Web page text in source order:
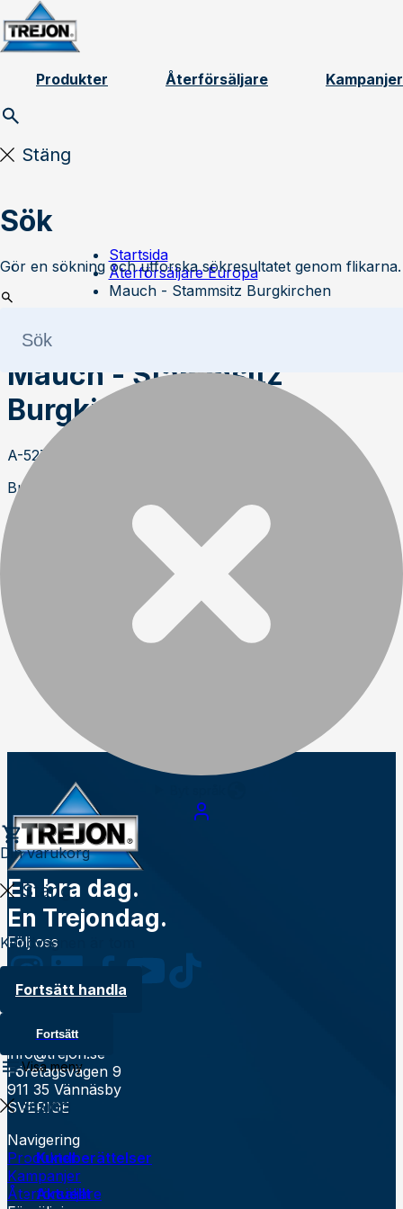
Skip to content
Produkter Återförsäljare Kampanjer
Stäng
Sök
Gör en sökning och utforska sökresultatet genom flikarna.
Din varukorg
Stäng
Kundvagnen är tom
Fortsätt handla
Fortsätt
Visa meny
Stäng
Kundberättelser
Aktuellt
Startsida
Återförsäljare Europa
Mauch - Stammsitz Burgkirchen
Mauch - Stammsitz
Burgkirchen
A-5274 Burgkirchen, Mattighofner Straße 7
Burgkirchen
+43 7724 2107
En bra dag.
En Trejondag.
Följ oss
Kontakt
0935 39900
info@trejon.se
Företagsvägen 9
911 35 Vännäsby
SVERIGE
Navigering
Produkter
Kampanjer
Återförsäljare